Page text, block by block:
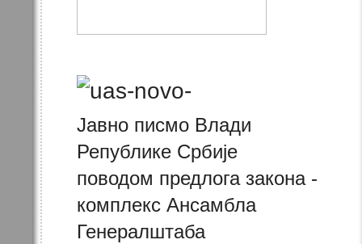
Јавно писмо Влади
Републике Србије
поводом предлога закона -
комплекс Ансамбла
Генералштаба